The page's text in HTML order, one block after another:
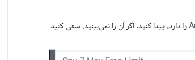
در Perfetto، ردیفی را که معیار مشتق‌شده از Android App Startups را دارد، پیدا کنید. اگر آن را نمی‌بینید، سعی کنید